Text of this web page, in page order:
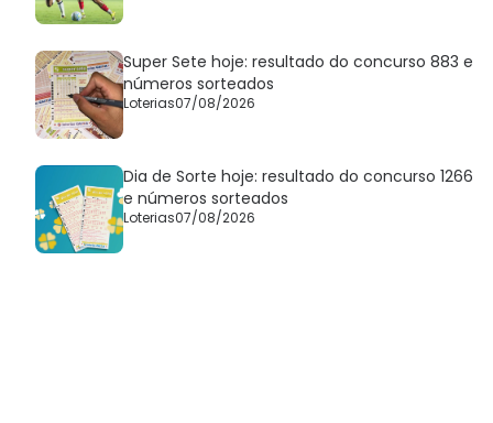
Super Sete hoje: resultado do concurso 883 e
números sorteados
Loterias07/08/2026
Dia de Sorte hoje: resultado do concurso 1266
e números sorteados
Loterias07/08/2026